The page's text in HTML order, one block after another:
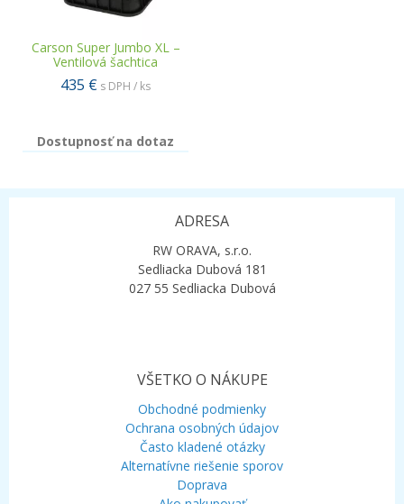
Carson Super Jumbo XL –
Ventilová šachtica
435 € s DPH / ks
Dostupnosť na dotaz
ADRESA
RW ORAVA, s.r.o.
Sedliacka Dubová 181
027 55 Sedliacka Dubová
VŠETKO O NÁKUPE
Obchodné podmienky
Ochrana osobných údajov
Často kladené otázky
Alternatívne riešenie sporov
Doprava